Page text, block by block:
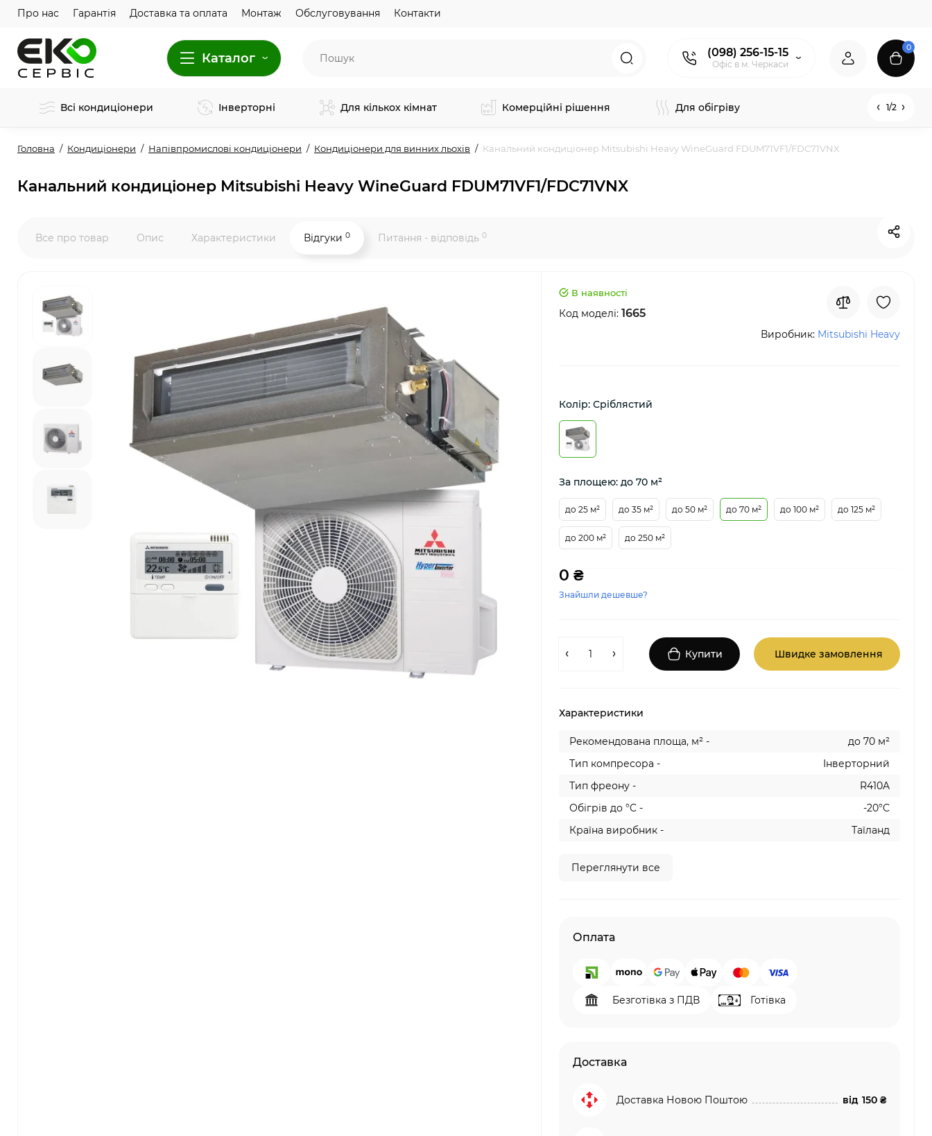
Про нас Гарантія Доставка та оплата Монтаж Обслуговування Контакти
Каталог (098) 256-15-15
Офіс в м. Черкаси
0
Всі кондиціонери Інверторні Для кількох кімнат Комерційні рішення Для обігріву 1/2
Головна Кондиціонери Напівпромислові кондиціонери Кондиціонери для винних льохів Канальний кондиціонер Mitsubishi Heavy WineGuard FDUM71VF1/FDC71VNX
Канальний кондиціонер Mitsubishi Heavy WineGuard FDUM71VF1/FDC71VNX
Все про товар Опис Характеристики Відгуки 0 Питання - відповідь 0
В наявності
Код моделі: 1665
Виробник: Mitsubishi Heavy
Колір: Сріблястий
За площею: до 70 м²
до 25 м² до 35 м² до 50 м² до 70 м² до 100 м² до 125 м²
до 200 м² до 250 м²
0 ₴
Знайшли дешевше?
Купити Швидке замовлення
Характеристики
Рекомендована площа, м² -
до 70 м²
Тип компресора -
Інверторний
Тип фреону -
R410A
Обігрів до °C -
-20°C
Країна виробник -
Таїланд
Переглянути все
Оплата
Безготівка з ПДВ Готівка
Доставка
Доставка Новою Поштою від 150 ₴